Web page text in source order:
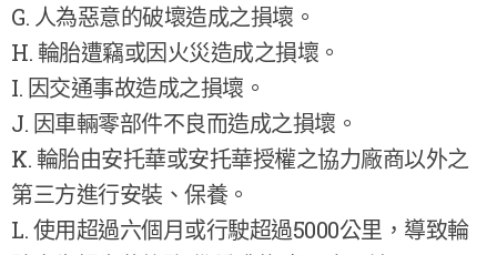
G. 人為惡意的破壞造成之損壞。
H. 輪胎遭竊或因火災造成之損壞。
I. 因交通事故造成之損壞。
J. 因車輛零部件不良而造成之損壞。
K. 輪胎由安托華或安托華授權之協力廠商以外之
第三方進行安裝、保養。
L. 使用超過六個月或行駛超過5000公里，導致輪